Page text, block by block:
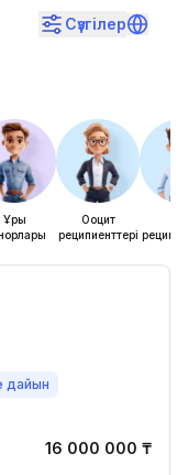
Сүзгілер
Ұрық
Ооцит
реципиенттері
дайын
16 000 000 ₸